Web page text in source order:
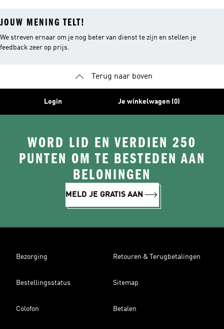
JOUW MENING TELT!
We streven ernaar om je nog beter van dienst te zijn en stellen je
feedback zeer op prijs.
Terug naar boven
Login Je winkelwagen (0)
WORD LID EN VERDIEN 250
PUNTEN OM TE BESTEDEN AAN
BELONINGEN
MELD JE GRATIS AAN
Bezorging Retouren & Terugbetalingen
Bestellingsstatus Sitemap
Colofon Betalen